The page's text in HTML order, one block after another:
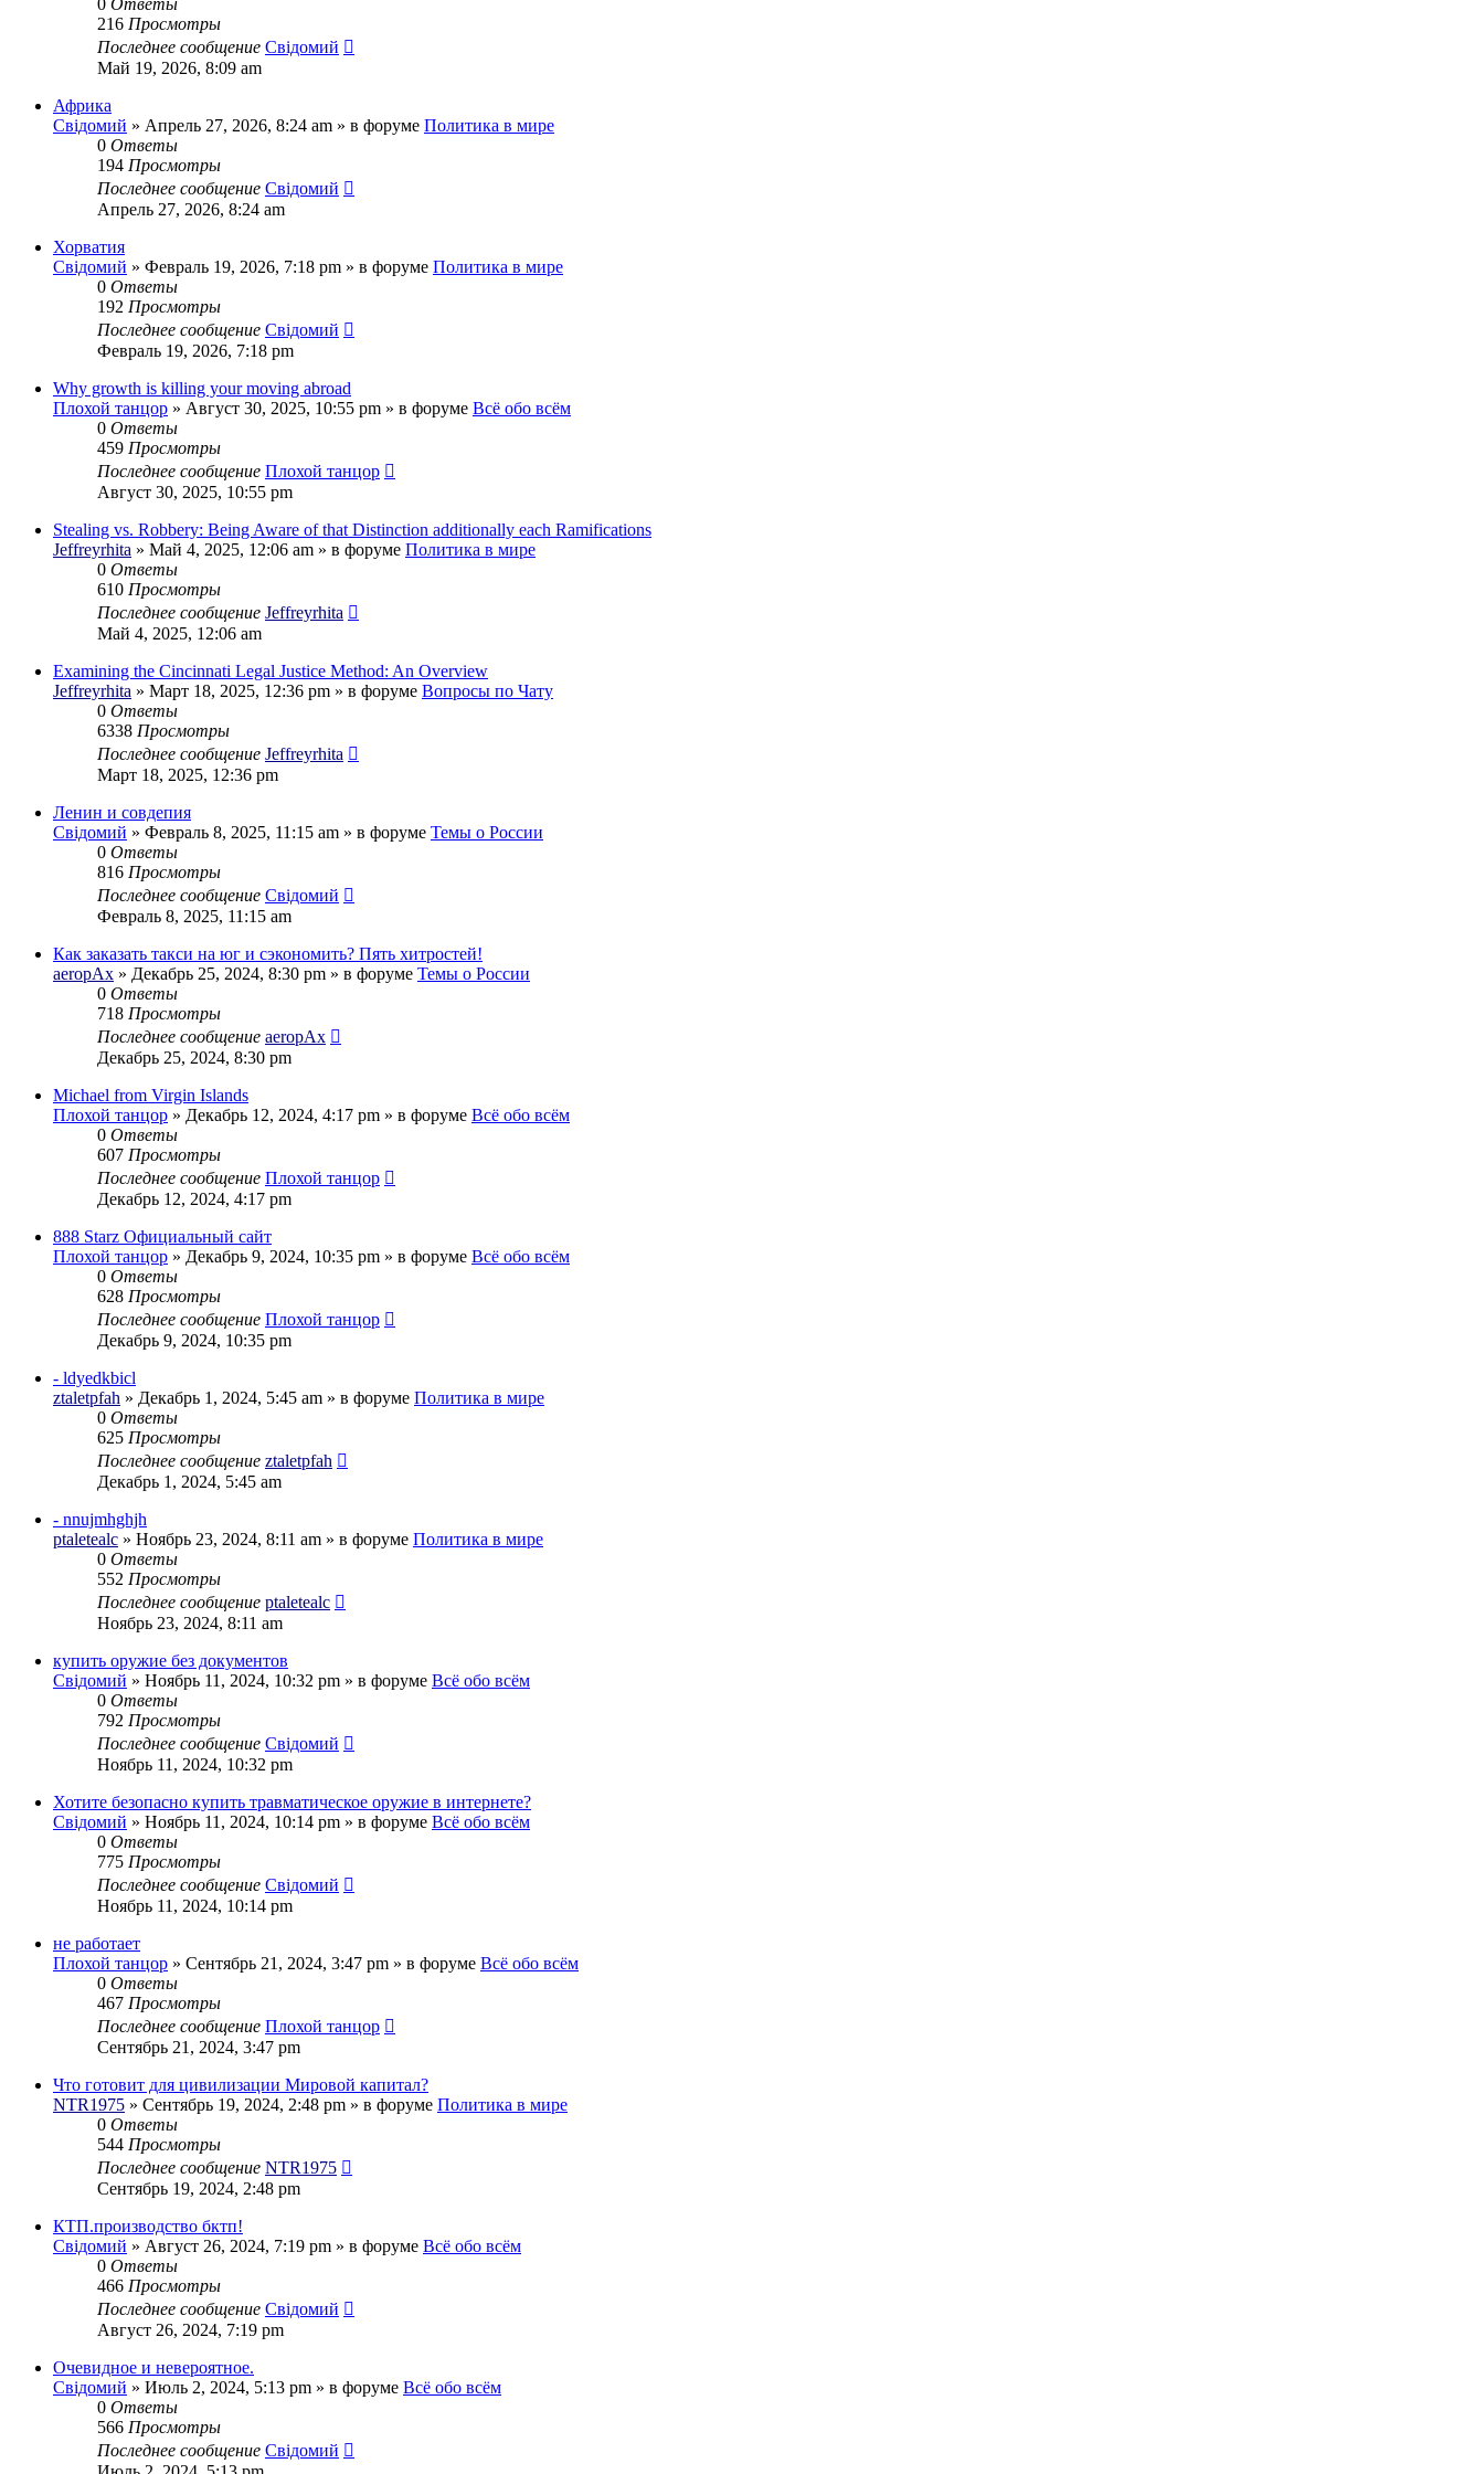
216 Просмотры
Последнее сообщение Свідомий
Май 19, 2026, 8:09 am
Африка
Свідомий » Апрель 27, 2026, 8:24 am » в форуме Политика в мире
0 Ответы
194 Просмотры
Последнее сообщение Свідомий
Апрель 27, 2026, 8:24 am
Хорватия
Свідомий » Февраль 19, 2026, 7:18 pm » в форуме Политика в мире
0 Ответы
192 Просмотры
Последнее сообщение Свідомий
Февраль 19, 2026, 7:18 pm
Why growth is killing your moving abroad
Плохой танцор » Август 30, 2025, 10:55 pm » в форуме Всё обо всём
0 Ответы
459 Просмотры
Последнее сообщение Плохой танцор
Август 30, 2025, 10:55 pm
Stealing vs. Robbery: Being Aware of that Distinction additionally each Ramifications
Jeffreyrhita » Май 4, 2025, 12:06 am » в форуме Политика в мире
0 Ответы
610 Просмотры
Последнее сообщение Jeffreyrhita
Май 4, 2025, 12:06 am
Examining the Cincinnati Legal Justice Method: An Overview
Jeffreyrhita » Март 18, 2025, 12:36 pm » в форуме Вопросы по Чату
0 Ответы
6338 Просмотры
Последнее сообщение Jeffreyrhita
Март 18, 2025, 12:36 pm
Ленин и совдепия
Свідомий » Февраль 8, 2025, 11:15 am » в форуме Темы о России
0 Ответы
816 Просмотры
Последнее сообщение Свідомий
Февраль 8, 2025, 11:15 am
Как заказать такси на юг и сэкономить? Пять хитростей!
aeropAx » Декабрь 25, 2024, 8:30 pm » в форуме Темы о России
0 Ответы
718 Просмотры
Последнее сообщение aeropAx
Декабрь 25, 2024, 8:30 pm
Michael from Virgin Islands
Плохой танцор » Декабрь 12, 2024, 4:17 pm » в форуме Всё обо всём
0 Ответы
607 Просмотры
Последнее сообщение Плохой танцор
Декабрь 12, 2024, 4:17 pm
888 Starz Официальный сайт
Плохой танцор » Декабрь 9, 2024, 10:35 pm » в форуме Всё обо всём
0 Ответы
628 Просмотры
Последнее сообщение Плохой танцор
Декабрь 9, 2024, 10:35 pm
- ldyedkbicl
ztaletpfah » Декабрь 1, 2024, 5:45 am » в форуме Политика в мире
0 Ответы
625 Просмотры
Последнее сообщение ztaletpfah
Декабрь 1, 2024, 5:45 am
- nnujmhghjh
ptaletealc » Ноябрь 23, 2024, 8:11 am » в форуме Политика в мире
0 Ответы
552 Просмотры
Последнее сообщение ptaletealc
Ноябрь 23, 2024, 8:11 am
купить оружие без документов
Свідомий » Ноябрь 11, 2024, 10:32 pm » в форуме Всё обо всём
0 Ответы
792 Просмотры
Последнее сообщение Свідомий
Ноябрь 11, 2024, 10:32 pm
Хотите безопасно купить травматическое оружие в интернете?
Свідомий » Ноябрь 11, 2024, 10:14 pm » в форуме Всё обо всём
0 Ответы
775 Просмотры
Последнее сообщение Свідомий
Ноябрь 11, 2024, 10:14 pm
не работает
Плохой танцор » Сентябрь 21, 2024, 3:47 pm » в форуме Всё обо всём
0 Ответы
467 Просмотры
Последнее сообщение Плохой танцор
Сентябрь 21, 2024, 3:47 pm
Что готовит для цивилизации Мировой капитал?
NTR1975 » Сентябрь 19, 2024, 2:48 pm » в форуме Политика в мире
0 Ответы
544 Просмотры
Последнее сообщение NTR1975
Сентябрь 19, 2024, 2:48 pm
КТП.производство бктп!
Свідомий » Август 26, 2024, 7:19 pm » в форуме Всё обо всём
0 Ответы
466 Просмотры
Последнее сообщение Свідомий
Август 26, 2024, 7:19 pm
Очевидное и невероятное.
Свідомий » Июль 2, 2024, 5:13 pm » в форуме Всё обо всём
0 Ответы
566 Просмотры
Последнее сообщение Свідомий